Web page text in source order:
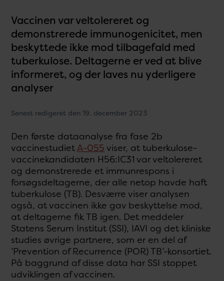
Vaccinen var veltolereret og
demonstrerede immunogenicitet, men
beskyttede ikke mod tilbagefald med
tuberkulose. Deltagerne er ved at blive
informeret, og der laves nu yderligere
analyser
Senest redigeret den 19. december 2023
Den første dataanalyse fra fase 2b
vaccinestudietA-055 viser, at tuberkulose-
vaccinekandidaten H56:IC31 var veltolereret
og demonstrerede et immunrespons i
forsøgsdeltagerne, der alle netop havde haft
tuberkulose (TB). Desværre viser analysen
også, at vaccinen ikke gav beskyttelse mod,
at deltagerne fik TB igen. Det meddeler
Statens Serum Institut (SSI), IAVI og det kliniske
studies øvrige partnere, som er en del af
’Prevention of Recurrence (POR) TB’-konsortiet.
På baggrund af disse data har SSI stoppet
udviklingen af vaccinen.